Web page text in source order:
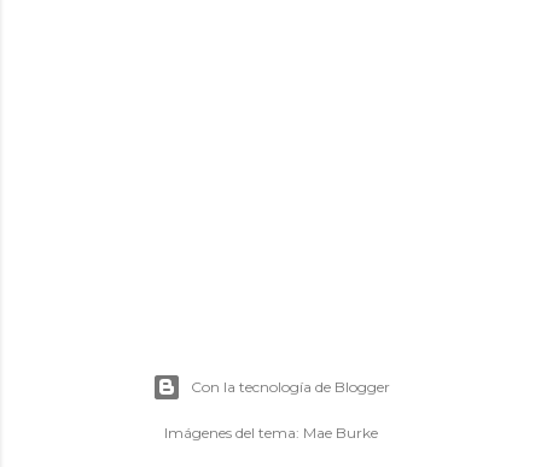
Con la tecnología de Blogger
Imágenes del tema: Mae Burke